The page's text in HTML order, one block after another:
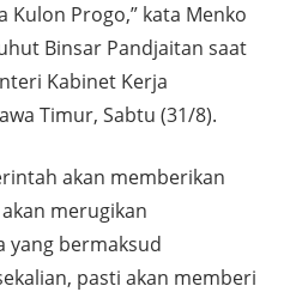
Kulon Progo,” kata Menko
Binsar Pandjaitan saat
Kabinet Kerja
Timur, Sabtu (31/8).
akan memberikan
merugikan
yang bermaksud
pasti akan memberi